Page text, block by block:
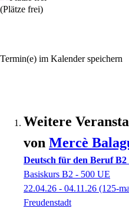
(Plätze frei)
Termin(e) im Kalender speichern
Weitere
von Mercè
Deutsch für den Beruf B2
Basiskurs B2 - 500 UE
22.04.26 - 04.11.26 (125-
Freudenstadt